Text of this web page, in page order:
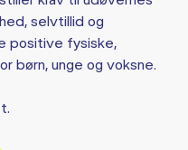
selvtillid og
positive fysiske,
børn, unge og voksne.